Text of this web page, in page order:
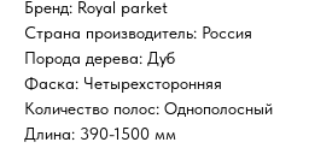
Бренд: Royal parket
Страна производитель: Россия
Порода дерева: Дуб
Фаска: Четырехсторонняя
Количество полос: Однополосный
Длина: 390-1500 мм